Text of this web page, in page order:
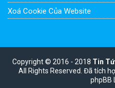
Xoá Cookie Của Website
Copyright © 2016 - 2018 Tin
All Rights Reserved. Đã tích
phpBB